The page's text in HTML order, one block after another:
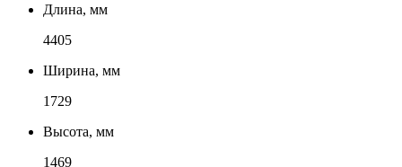
Длина, мм
4405
Ширина, мм
1729
Высота, мм
1469